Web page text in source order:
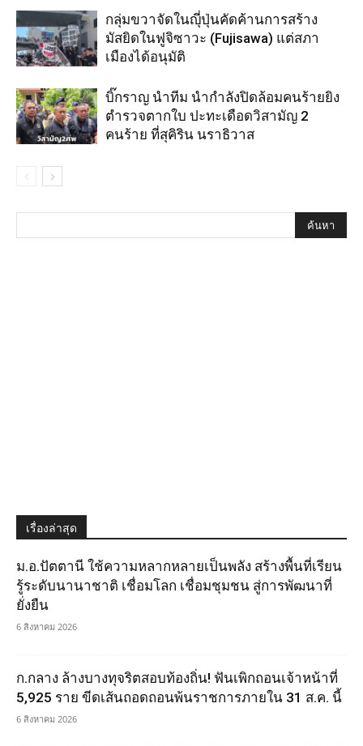
กลุ่มขวาจัดในญุี่ปุ่นคัดค้านการสร้าง
มัสยิดในฟูจิซาวะ (Fujisawa) แต่สภา
เมืองได้อนุมัติ
บิ๊กราญ นำทีม นำกำลังปิดล้อมคนร้ายยิง
ตำรวจตากใบ ปะทะเดือดวิสามัญ 2
คนร้าย ที่สุคิริน นราธิวาส
เรื่องล่าสุด
ม.อ.ปัตตานี ใช้ความหลากหลายเป็นพลัง สร้างพื้นที่เรียน
รู้ระดับนานาชาติ เชื่อมโลก เชื่อมชุมชน สู่การพัฒนาที่
ยั่งยืน
6 สิงหาคม 2026
ก.กลาง ล้างบางทุจริตสอบท้องถิ่น! ฟันเพิกถอนเจ้าหน้าที่
5,925 ราย ขีดเส้นถอดถอนพ้นราชการภายใน 31 ส.ค. นี้
6 สิงหาคม 2026